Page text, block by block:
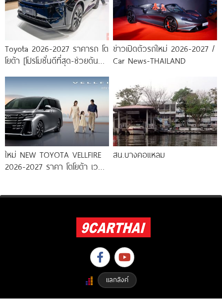
Toyota 2026-2027 ราคารถ โต
โยต้า [โปรโมชั่นดีที่สุด-ช่วยดันทุก
ข่าวเปิดตัวรถใหม่ 2026-2027 /
Car News-THAILAND
ใหม่ NEW TOYOTA VELLFIRE
2026-2027 ราคา โตโยต้า เวล
สน.บางคอแหลม
แลกลิงค์